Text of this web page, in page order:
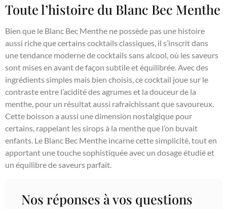
Toute l’histoire du Blanc Bec Menthe
Bien que le Blanc Bec Menthe ne possède pas une histoire
aussi riche que certains cocktails classiques, il s’inscrit dans
une tendance moderne de cocktails sans alcool, où les saveurs
sont mises en avant de façon subtile et équilibrée. Avec des
ingrédients simples mais bien choisis, ce cocktail joue sur le
contraste entre l’acidité des agrumes et la douceur de la
menthe, pour un résultat aussi rafraîchissant que savoureux.
Cette boisson a aussi une dimension nostalgique pour
certains, rappelant les sirops à la menthe que l’on buvait
enfants. Le Blanc Bec Menthe incarne cette simplicité, tout en
apportant une touche sophistiquée avec un dosage étudié et
un équilibre de saveurs parfait.
Nos réponses à vos questions